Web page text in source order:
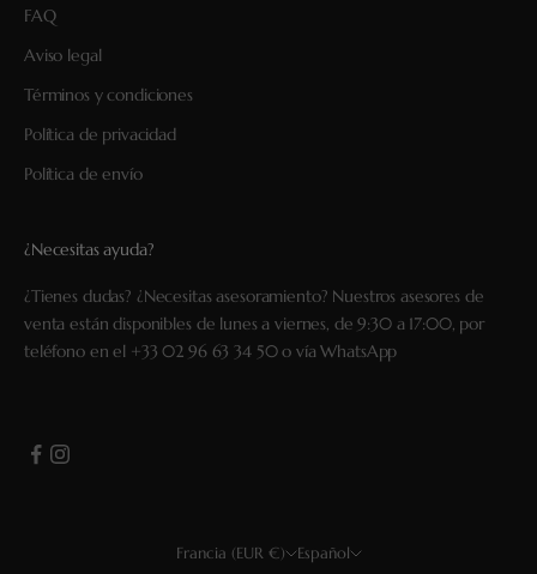
FAQ
Aviso legal
Términos y condiciones
Política de privacidad
Política de envío
¿Necesitas ayuda?
¿Tienes dudas? ¿Necesitas asesoramiento? Nuestros asesores de
venta están disponibles de lunes a viernes, de 9:30 a 17:00, por
teléfono en el +33 02 96 63 34 50o víaWhatsApp
Francia (EUR €) Español